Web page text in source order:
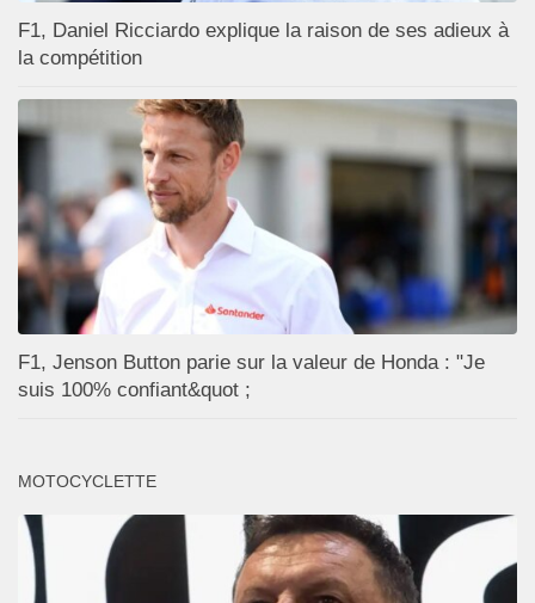
F1, Daniel Ricciardo explique la raison de ses adieux à
la compétition
F1, Jenson Button parie sur la valeur de Honda : "Je
suis 100% confiant&quot ;
MOTOCYCLETTE